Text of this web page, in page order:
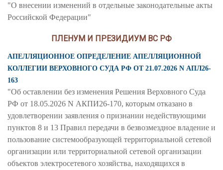
"О внесении изменений в отдельные законодательные акты
Российской Федерации"
ПЛЕНУМ И ПРЕЗИДИУМ ВС РФ
АПЕЛЛЯЦИОННОЕ ОПРЕДЕЛЕНИЕ АПЕЛЛЯЦИОННОЙ
КОЛЛЕГИИ ВЕРХОВНОГО СУДА РФ ОТ 21.07.2026 N АПЛ26-
163
"Об оставлении без изменения Решения Верховного Суда
РФ от 18.05.2026 N АКПИ26-170, которым отказано в
удовлетворении заявления о признании недействующими
пунктов 8 и 13 Правил передачи в безвозмездное владение и
пользование системообразующей территориальной сетевой
организации или территориальной сетевой организации
объектов электросетевого хозяйства, находящихся в